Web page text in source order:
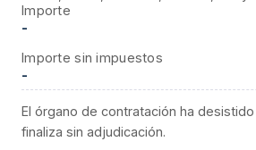
Importe
-
Importe sin impuestos
-
El órgano de contratación ha
finaliza sin adjudicación.